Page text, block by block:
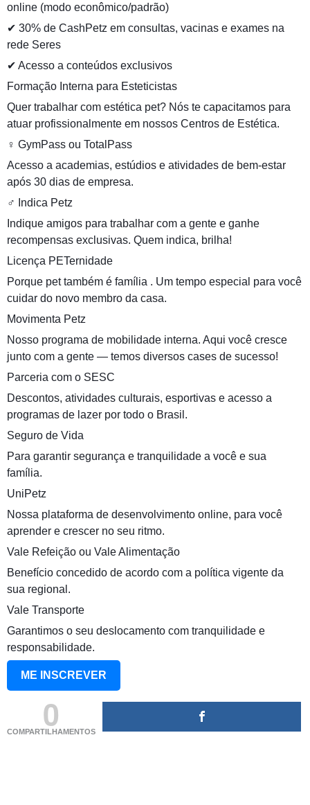
online (modo econômico/padrão)
✔ 30% de CashPetz em consultas, vacinas e exames na
rede Seres
✔ Acesso a conteúdos exclusivos
Formação Interna para Esteticistas
Quer trabalhar com estética pet? Nós te capacitamos para
atuar profissionalmente em nossos Centros de Estética.
️‍♀️ GymPass ou TotalPass
Acesso a academias, estúdios e atividades de bem-estar
após 30 dias de empresa.
‍♂️ Indica Petz
Indique amigos para trabalhar com a gente e ganhe
recompensas exclusivas. Quem indica, brilha!
Licença PETernidade
Porque pet também é família . Um tempo especial para você
cuidar do novo membro da casa.
Movimenta Petz
Nosso programa de mobilidade interna. Aqui você cresce
junto com a gente — temos diversos cases de sucesso!
Parceria com o SESC
Descontos, atividades culturais, esportivas e acesso a
programas de lazer por todo o Brasil.
Seguro de Vida
Para garantir segurança e tranquilidade a você e sua
família.
UniPetz
Nossa plataforma de desenvolvimento online, para você
aprender e crescer no seu ritmo.
Vale Refeição ou Vale Alimentação
Benefício concedido de acordo com a política vigente da
sua regional.
Vale Transporte
Garantimos o seu deslocamento com tranquilidade e
responsabilidade.
ME INSCREVER
0
COMPARTILHAMENTOS